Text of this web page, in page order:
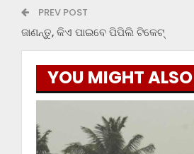
PREV POST
ଜାଣନ୍ତୁ, କିଏ ପାଇବେ ପିପିଲି ଟିକେଟ୍
YOU MIGHT ALSO